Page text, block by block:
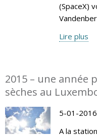
(SpaceX)
Lire plus
2015 – une année
sèches au
5-01-2016
A la